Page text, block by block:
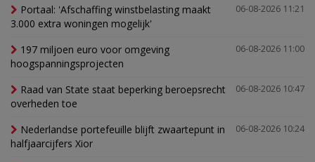
06-08-2026 11:21
Portaal: 'Afschaffing winstbelasting maakt
3.000 extra woningen mogelijk'
06-08-2026 11:00
197 miljoen euro voor omgeving
hoogspanningsprojecten
06-08-2026 10:47
Raad van State staat beperking beroepsrecht
overheden toe
06-08-2026 10:24
Nederlandse portefeuille blijft zwaartepunt in
halfjaarcijfers Xior